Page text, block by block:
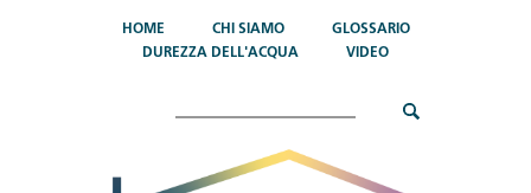
HOME CHI SIAMO
GLOSSARIO
DUREZZA DELL'ACQUA
VIDEO